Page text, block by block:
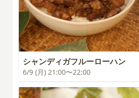
シャンディガフルーローハン
6/9 (月) 21:00〜22:00